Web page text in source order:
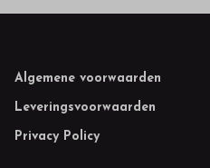
Footer
Algemene voorwaarden
Leveringsvoorwaarden
Privacy Policy